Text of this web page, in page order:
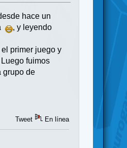
hace un
, y leyendo
primer juego y
fuimos
grupo de
Tweet En línea